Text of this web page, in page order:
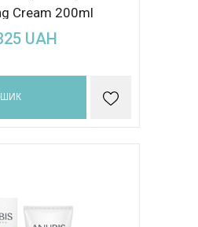
Cream 200ml
UAH